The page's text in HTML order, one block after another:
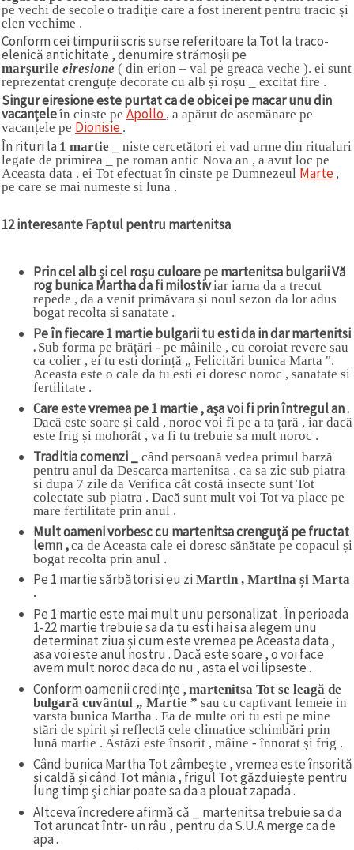
pe vechi de secole o tradiţie care a fost inerent pentru tracic şi
elen vechime .
Conform cei timpurii scris surse referitoare la Tot la traco-
elenică antichitate , denumire strămoșii pe
marşurile eiresione ( din erion – val pe greaca veche ). ei sunt
reprezentat crenguțe decorate cu alb și roșu _ excitat fire .
Singur eiresione este purtat ca de obicei pe macar unu din
vacanțeleîn cinste pe Apollo , a apărut de asemănare pe
vacanțele pe Dionisie .
În rituri la 1 martie _
niste cercetători ei vad urme din ritualuri
legate de primirea _ pe roman antic Nova an , a avut loc pe
Aceasta data . ei Tot efectuat în cinste pe Dumnezeul Marte ,
pe care se mai numeste si luna .
12 interesante Faptul pentru martenitsa
Prin cel alb și cel roșu culoare pe martenitsa bulgarii Vă
rog bunica Martha da fi milostiviar iarna da a trecut
repede , da a venit primăvara și noul sezon da lor adus
bogat recolta si sanatate .
Pe în fiecare 1 martie bulgarii tu esti da in dar martenitsi
. Sub forma pe brățări - pe mâinile , cu coroiat revere sau
ca colier , ei tu esti dorință „ Felicitări bunica Marta ".
Aceasta este o cale da tu esti ei doresc noroc , sanatate si
fertilitate .
Care este vremea pe 1 martie , așa voi fi prin întregul an .
Dacă este soare și cald , noroc voi fi pe a ta țară , iar dacă
este frig și mohorât , va fi tu trebuie sa mult noroc .
Traditia comenzi _
când persoană vedea primul barză
pentru anul da Descarca martenitsa , ca sa zic sub piatra
si dupa 7 zile da Verifica cât costă insecte sunt Tot
colectate sub piatra . Dacă sunt mult voi Tot va place pe
mare fertilitate prin anul .
Mult oameni vorbesc cu martenitsa crenguţă pe fructat
lemn ,ca de Aceasta cale ei doresc sănătate pe copacul și
bogat recolta prin anul .
Pe 1 martie sărbători si eu zi Martin , Martina și Marta
.
Pe 1 martie este mai mult unu personalizat . În perioada
1-22 martie trebuie sa da tu esti hai sa alegem unu
determinat ziua și cum este vremea pe Aceasta data ,
asa voi este anul nostru . Dacă este soare , o voi face
avem mult noroc daca do nu , asta el voi lipseste .
Conform oamenii credințe , martenitsa Tot se leagă de
bulgară cuvântul „ Martie ” sau cu captivant femeie in
varsta bunica Martha . Ea de multe ori tu esti pe mine
stări de spirit și reflectă cele climatice schimbări prin
lună martie . Astăzi este însorit , mâine - înnorat și frig .
Când bunica Martha Tot zâmbește , vremea este însorită
și caldă și când Tot mânia , frigul Tot găzduiește pentru
lung timp şi chiar poate sa da a plouat zapada .
Altceva încredere afirmă că _ martenitsa trebuie sa da
Tot aruncat într- un râu , pentru da S.U.A merge ca de
apa .